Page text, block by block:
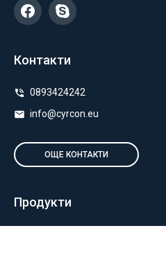
Контакти
0893424242
info@cyrcon.eu
ОЩЕ КОНТАКТИ
Продукти